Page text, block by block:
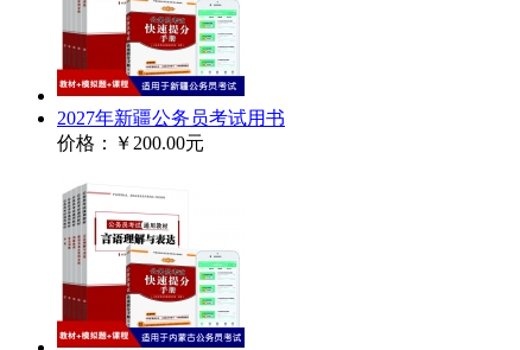
2027年新疆公务员考试用书
价格：
￥200.00元